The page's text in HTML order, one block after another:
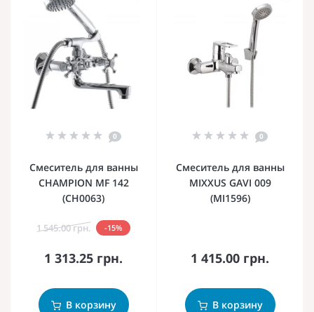
0
Смеситель для ванны
CHAMPION MF 142
(CH0063)
1 545.00 грн. -15%
1 313.25 грн.
В корзину
0
Смеситель для ванны
MIXXUS GAVI 009
(MI1596)
1 415.00 грн.
В корзину